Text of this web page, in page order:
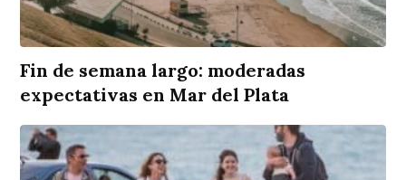
Fin de semana largo: moderadas
expectativas en Mar del Plata